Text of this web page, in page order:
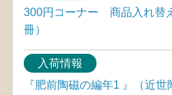
300円コーナー 商品入れ替
冊）
入荷情報
『肥前陶磁の編年1 』（近